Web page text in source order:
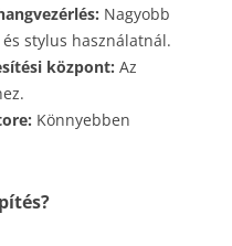
Nagyobb
stylus használatnál.
központ: Az
Könnyebben